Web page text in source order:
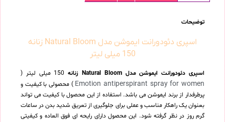
توضیحات
اسپری دئودورانت ایموشن مدل Natural Bloom زنانه
150 میلی لیتر
اسپری دئودورانت ایموشن مدل Natural Bloom زنانه 150 میلی لیتر (
Emotion antiperspirant spray for women ) محصولی با کیفیت و
پرطرفدار از برند ایموشن می باشد. استفاده از این محصول با کیفیت می تواند
بعنوان یک راهکار مناسب و عملی برای جلوگیری از تعریق شدید بدن در ساعات
گرم روز در نظر گرفته شود. این محصول دارای رایحه ای فوق العاده و کیفیتی